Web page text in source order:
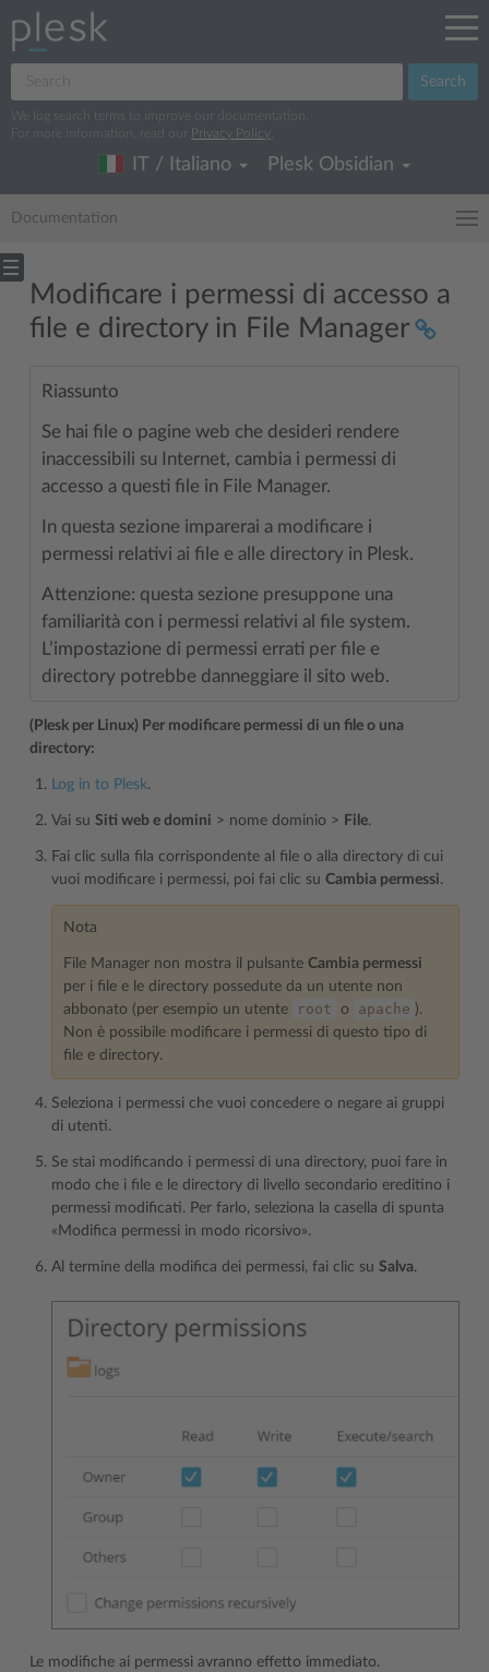
Search
We log search terms to improve our documentation.
For more information, read our
Privacy Policy
IT / Italiano Plesk Obsidian
Documentation
Modificare i permessi di accesso a
file e directory in File Manager
Riassunto
Se hai file o pagine web che desideri rendere
inaccessibili su Internet, cambia i permessi di
accesso a questi file in File Manager.
In questa sezione imparerai a modificare i
permessi relativi ai file e alle directory in Plesk.
Attenzione: questa sezione presuppone una
familiarità con i permessi relativi al file system.
L’impostazione di permessi errati per file e
directory potrebbe danneggiare il sito web.
(Plesk per Linux) Per modificare permessi di un file o una
directory:
Log in to Plesk.
Vai su Siti web e domini > nome dominio > File.
Fai clic sulla fila corrispondente al file o alla directory di cui
vuoi modificare i permessi, poi fai clic su Cambia permessi.
Nota
File Manager non mostra il pulsante Cambia permessi
per i file e le directory possedute da un utente non
abbonato (per esempio un utente
root o apache ).
Non è possibile modificare i permessi di questo tipo di
file e directory.
Seleziona i permessi che vuoi concedere o negare ai gruppi
di utenti.
Se stai modificando i permessi di una directory, puoi fare in
modo che i file e le directory di livello secondario ereditino i
permessi modificati. Per farlo, seleziona la casella di spunta
«Modifica permessi in modo ricorsivo».
Al termine della modifica dei permessi, fai clic su Salva.
Le modifiche ai permessi avranno effetto immediato.